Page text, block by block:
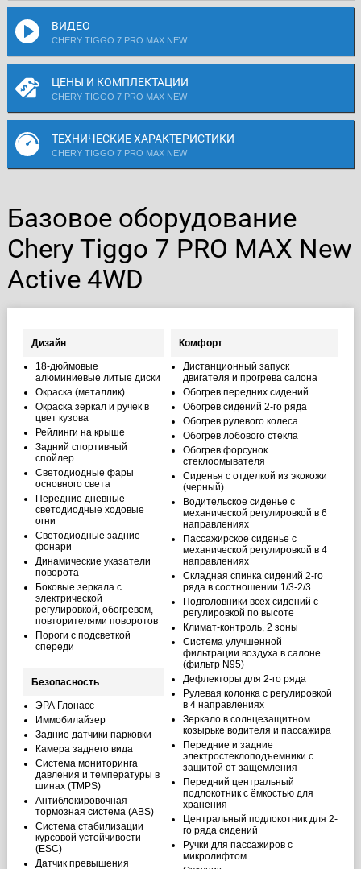
ВИДЕО
CHERY TIGGO 7 PRO MAX NEW
ЦЕНЫ И КОМПЛЕКТАЦИИ
CHERY TIGGO 7 PRO MAX NEW
ТЕХНИЧЕСКИЕ ХАРАКТЕРИСТИКИ
CHERY TIGGO 7 PRO MAX NEW
Базовое оборудование
Chery Tiggo 7 PRO MAX New
Active 4WD
Дизайн
18-дюймовые
алюминиевые литые диски
Окраска (металлик)
Окраска зеркал и ручек в
цвет кузова
Рейлинги на крыше
Задний спортивный
спойлер
Светодиодные фары
основного света
Передние дневные
светодиодные ходовые
огни
Светодиодные задние
фонари
Динамические указатели
поворота
Боковые зеркала с
электрической
регулировкой, обогревом,
повторителями поворотов
Пороги с подсветкой
спереди
Безопасность
ЭРА Глонасс
Иммобилайзер
Задние датчики парковки
Камера заднего вида
Система мониторинга
давления и температуры в
шинах (TMPS)
Антиблокировочная
тормозная система (ABS)
Система стабилизации
курсовой устойчивости
(ESC)
Датчик превышения
Комфорт
Дистанционный запуск
двигателя и прогрева салона
Обогрев передних сидений
Обогрев сидений 2-го ряда
Обогрев рулевого колеса
Обогрев лобового стекла
Обогрев форсунок
стеклоомывателя
Сиденья с отделкой из экокожи
(черный)
Водительское сиденье с
механической регулировкой в 6
направлениях
Пассажирское сиденье с
механической регулировкой в 4
направлениях
Складная спинка сидений 2-го
ряда в соотношении 1/3-2/3
Подголовники всех сидений с
регулировкой по высоте
Климат-контроль, 2 зоны
Система улучшенной
фильтрации воздуха в салоне
(фильтр N95)
Дефлекторы для 2-го ряда
Рулевая колонка с регулировкой
в 4 направлениях
Зеркало в солнцезащитном
козырьке водителя и пассажира
Передние и задние
электростеклоподъемники с
защитой от защемления
Передний центральный
подлокотник с ёмкостью для
хранения
Центральный подлокотник для 2-
го ряда сидений
Ручки для пассажиров с
микролифтом